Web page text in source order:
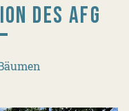
DES AFG